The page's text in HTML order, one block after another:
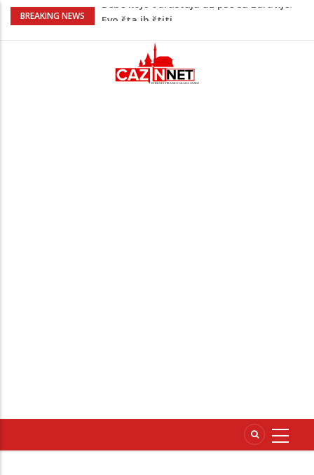
BREAKING NEWS
Krenuo u BiH sa 20 kilograma droge:
Juventus igra protiv Intera, Spaleti
razočarao navijače iz BiH
Užas: Uhapšen Italijan (45) kako